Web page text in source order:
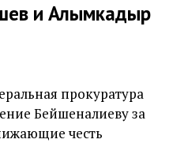
и Алымкадыр
прокуратура
Бейшеналиеву за
честь